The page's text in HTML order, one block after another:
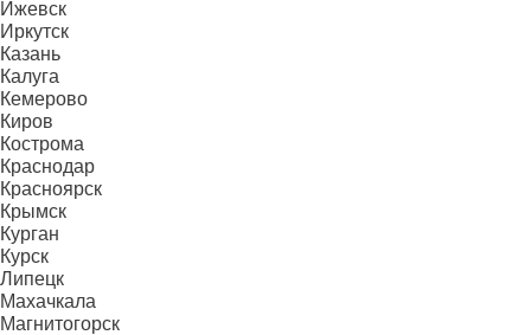
Ижевск
Иркутск
Казань
Калуга
Кемерово
Киров
Кострома
Краснодар
Красноярск
Крымск
Курган
Курск
Липецк
Махачкала
Магнитогорск